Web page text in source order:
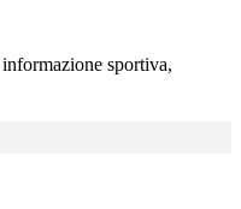
sportiva,